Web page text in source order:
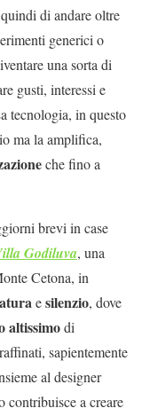
di andare oltre
generici o
una sorta di
gusti, interessi e
tecnologia, in questo
ma la amplifica,
che fino a
brevi in case
Godiluva, una
Cetona, in
esilenzio, dove
altissimodi
sapientemente
al designer
contribuisce a creare